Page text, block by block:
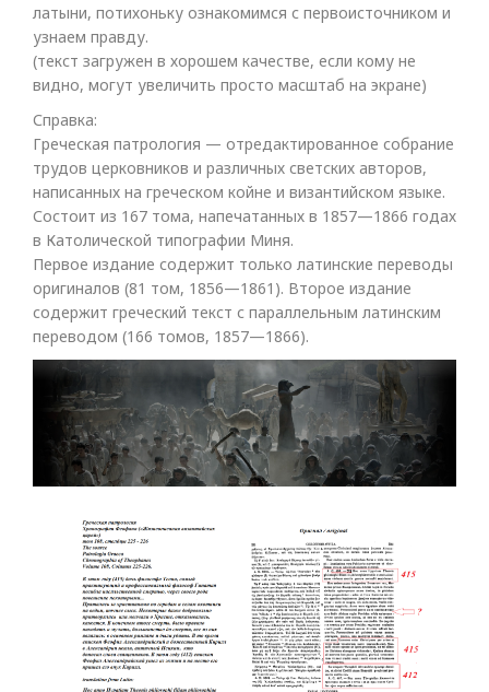
латыни, потихоньку ознакомимся с первоисточником и
узнаем правду.
(текст загружен в хорошем качестве, если кому не
видно, могут увеличить просто масштаб на экране)
Справка:
Греческая патрология — отредактированное собрание
трудов церковников и различных светских авторов,
написанных на греческом койне и византийском языке.
Состоит из 167 тома, напечатанных в 1857—1866 годах
в Католической типографии Миня.
Первое издание содержит только латинские переводы
оригиналов (81 том, 1856—1861). Второе издание
содержит греческий текст с параллельным латинским
переводом (166 томов, 1857—1866).